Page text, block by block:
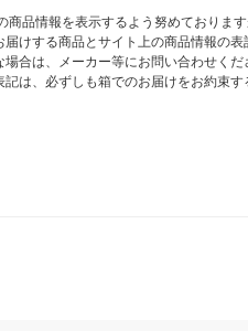
商品情報を表示するよう努めており
けする商品とサイト上の商品情報の
合は、メーカー等にお問い合わせくだ
は、必ずしも箱でのお届けをお約束